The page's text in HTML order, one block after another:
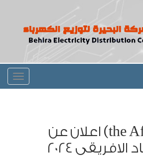
Toggle
(the African union) اعلان عن
2024